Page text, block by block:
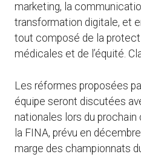
marketing, la
transformation digitale, et
tout composé de la
médicales et de l’équité.
Les réformes proposées
équipe seront discutées
nationales lors du
la FINA, prévu en
marge des championnats